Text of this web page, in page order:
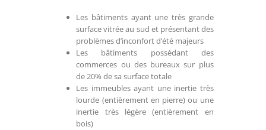
Les bâtiments ayant une très grande
surface vitrée au sud et présentant des
problèmes d’inconfort d’été majeurs
Les bâtiments possédant des
commerces ou des bureaux sur plus
de 20% de sa surface totale
Les immeubles ayant une inertie très
lourde (entièrement en pierre) ou une
inertie très légère (entièrement en
bois)